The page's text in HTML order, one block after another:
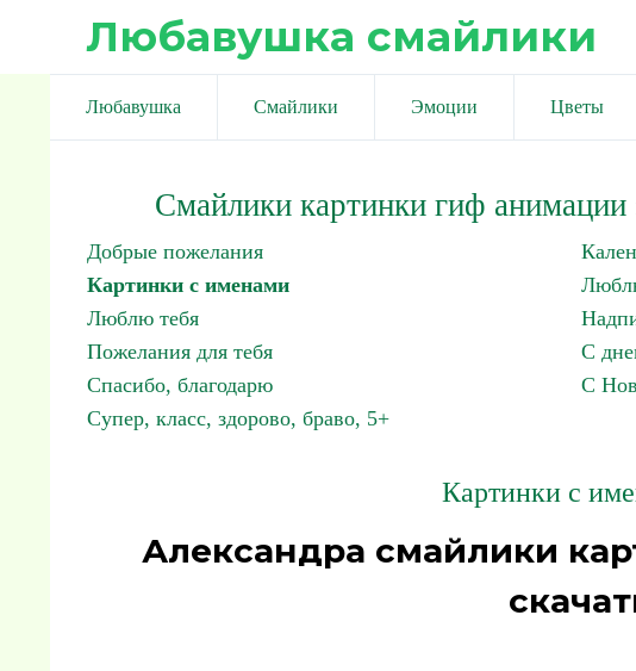
Любавушка смайлики
Любавушка Смайлики Эмоции Цветы
Смайлики картинки гиф анимации
Добрые пожелания
Картинки с именами
Люблю тебя
Пожелания для тебя
С
Спасибо, благодарю
С
Супер, класс, здорово, браво, 5+
Картинки с
Александра смайлики